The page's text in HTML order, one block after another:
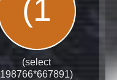
(select
198766*667891)